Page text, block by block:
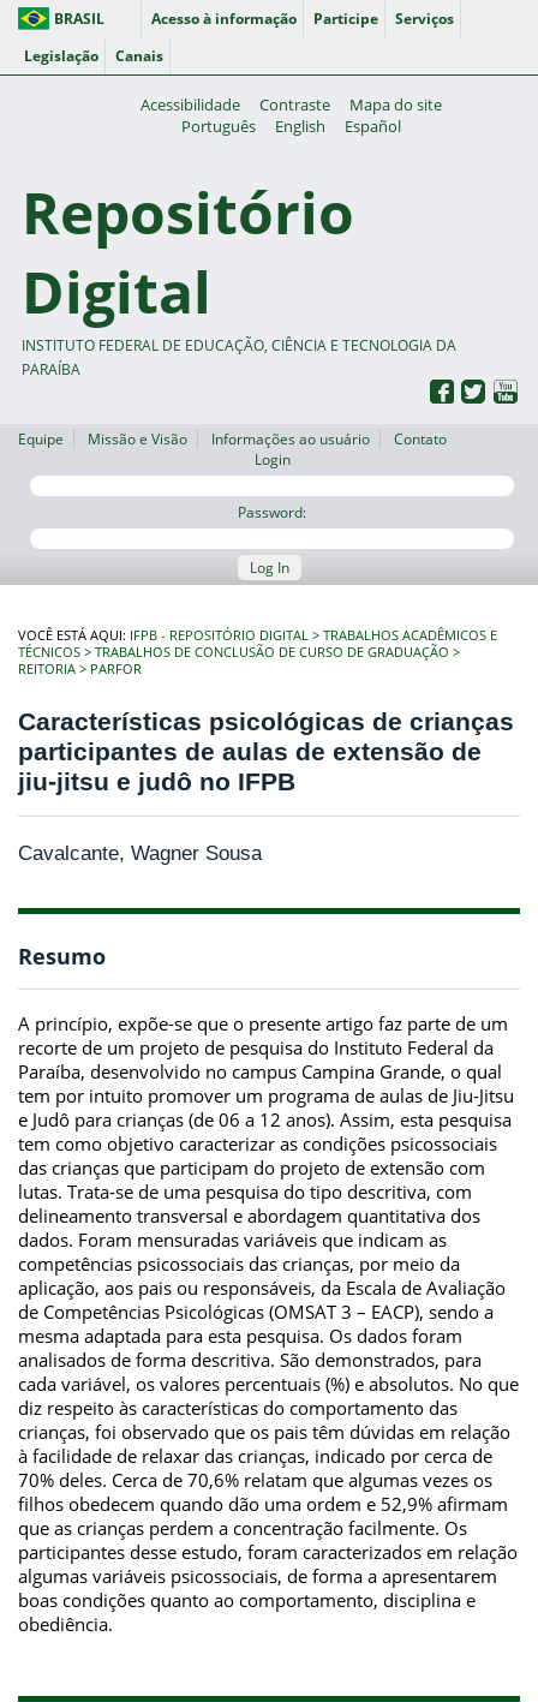
BRASIL Acesso à informação Participe
Serviços
Legislação
Canais
Acessibilidade Contraste
Mapa do site
Português
English Español
Repositório
Digital
INSTITUTO FEDERAL DE EDUCAÇÃO, CIÊNCIA E TECNOLOGIA DA
PARAÍBA
Equipe Missão e Visão Informações ao usuário
Contato
Login
Password:
Log In
VOCÊ ESTÁ AQUI: IFPB - REPOSITÓRIO DIGITAL
TRABALHOS ACADÊMICOS E
TÉCNICOS
TRABALHOS DE CONCLUSÃO DE CURSO DE GRADUAÇÃO
REITORIA
PARFOR
Características psicológicas de crianças
participantes de aulas de extensão de
jiu-jitsu e judô no IFPB
Cavalcante, Wagner Sousa
Resumo
A princípio, expõe-se que o presente artigo faz parte de um
recorte de um projeto de pesquisa do Instituto Federal da
Paraíba, desenvolvido no campus Campina Grande, o qual
tem por intuito promover um programa de aulas de Jiu-Jitsu
e Judô para crianças (de 06 a 12 anos). Assim, esta pesquisa
tem como objetivo caracterizar as condições psicossociais
das crianças que participam do projeto de extensão com
lutas. Trata-se de uma pesquisa do tipo descritiva, com
delineamento transversal e abordagem quantitativa dos
dados. Foram mensuradas variáveis que indicam as
competências psicossociais das crianças, por meio da
aplicação, aos pais ou responsáveis, da Escala de Avaliação
de Competências Psicológicas (OMSAT 3 – EACP), sendo a
mesma adaptada para esta pesquisa. Os dados foram
analisados de forma descritiva. São demonstrados, para
cada variável, os valores percentuais (%) e absolutos. No que
diz respeito às características do comportamento das
crianças, foi observado que os pais têm dúvidas em relação
à facilidade de relaxar das crianças, indicado por cerca de
70% deles. Cerca de 70,6% relatam que algumas vezes os
filhos obedecem quando dão uma ordem e 52,9% afirmam
que as crianças perdem a concentração facilmente. Os
participantes desse estudo, foram caracterizados em relação
algumas variáveis psicossociais, de forma a apresentarem
boas condições quanto ao comportamento, disciplina e
obediência.